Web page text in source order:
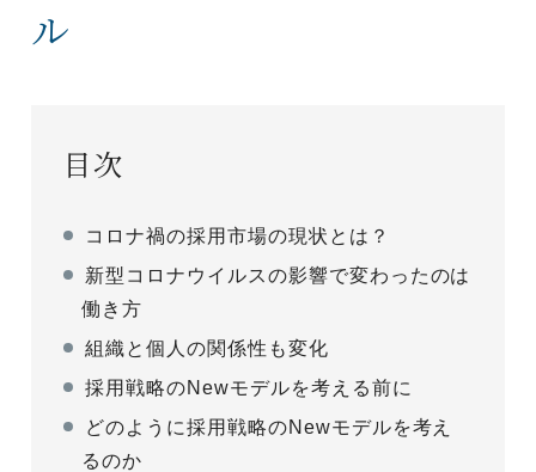
ル
目次
コロナ禍の採用市場の現状とは？
新型コロナウイルスの影響で変わったのは
働き方
組織と個人の関係性も変化
採用戦略のNewモデルを考える前に
どのように採用戦略のNewモデルを考え
るのか